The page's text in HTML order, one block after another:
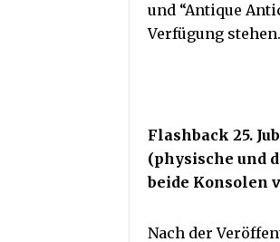
und “Antique
Verfügung stehen.
Flashback 25.
(physische und
beide Konsolen
Nach der